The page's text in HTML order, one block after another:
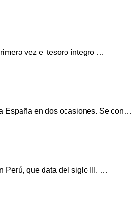
vez el tesoro íntegro …
España en dos ocasiones. Se con…
Perú, que data del siglo III. …